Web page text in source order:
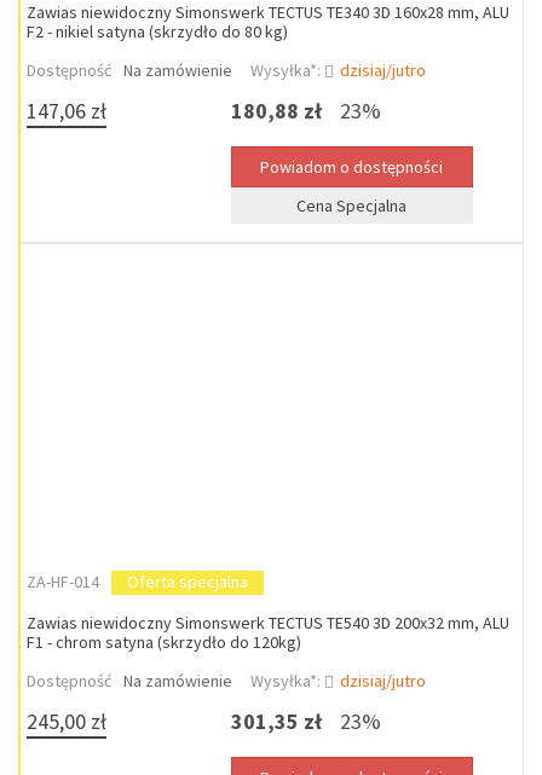
Zawias niewidoczny Simonswerk TECTUS TE340 3D 160x28 mm, ALU
F2 - nikiel satyna (skrzydło do 80 kg)
Dostępność Na zamówienie Wysyłka*: dzisiaj/jutro
147,06 zł 180,88 zł 23%
Cena Specjalna
ZA-HF-014
Oferta specjalna
Zawias niewidoczny Simonswerk TECTUS TE540 3D 200x32 mm, ALU
F1 - chrom satyna (skrzydło do 120kg)
Dostępność Na zamówienie Wysyłka*: dzisiaj/jutro
245,00 zł 301,35 zł 23%